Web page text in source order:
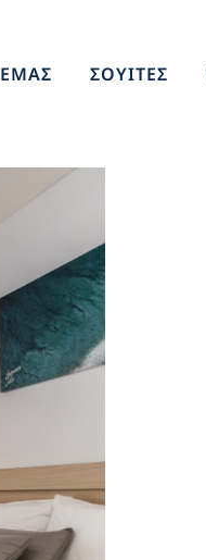
ΣΟΥΙΤΕΣ